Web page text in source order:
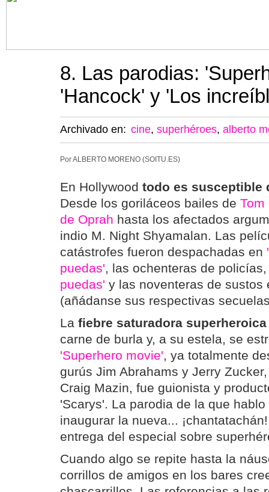
8. Las parodias:
'Hancock' y 'Los
Archivado en: cine, superhéroes, alberto
Por ALBERTO MORENO (SOITU.ES)
En Hollywood todo es susceptible
Desde los goriláceos bailes de Tom
de Oprah hasta los afectados
indio M. Night Shyamalan. Las
catástrofes fueron despachadas en
puedas', las ochenteras de
puedas' y las noventeras de sustos
(añádanse sus respectivas
La fiebre saturadora superheroica
carne de burla y, a su estela, se
'Superhero movie', ya totalmente
gurús Jim Abrahams y Jerry
Craig Mazin, fue guionista y
'Scarys'. La parodia de la que
inaugurar la nueva...
entrega del especial sobre
Cuando algo se repite hasta la
corrillos de amigos en los bares